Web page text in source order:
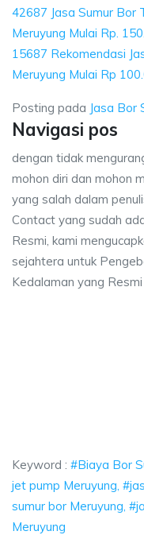
42687 Jasa Sumur Bor
Meruyung Mulai Rp.
15687 Rekomendasi
Meruyung Mulai Rp
Posting pada Jasa Bor
Navigasi pos
dengan tidak
mohon diri dan mohon
yang salah dalam
Contact yang sudah
Resmi, kami
sejahtera untuk
Kedalaman yang
Keyword : #Biaya Bor
jet pump Meruyung,
sumur bor Meruyung,
Meruyung